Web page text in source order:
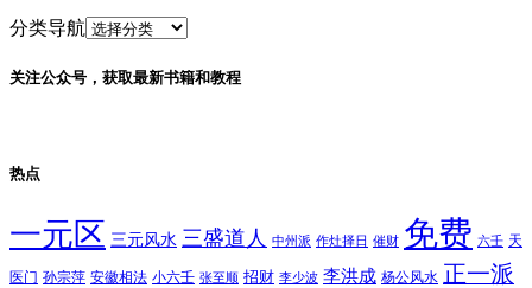
分类导航
关注公众号，获取最新书籍和教程
热点
一元区 三元风水 三盛道人 中州派 作灶择日 催财 免费 六壬 天
医门 孙宗萍 安徽相法 小六壬 张至顺 招财 李少波 李洪成 杨公风水 正一派